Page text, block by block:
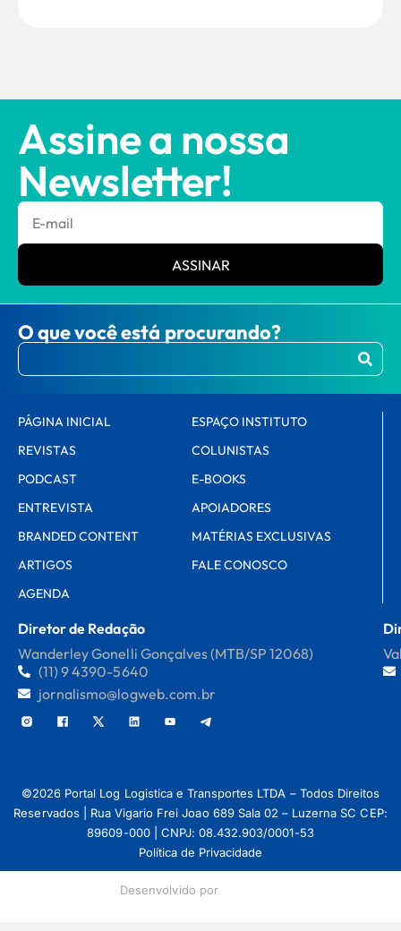
Assine a nossa
Newsletter!
ASSINAR
O que você está procurando?
PÁGINA INICIAL
REVISTAS
PODCAST
ENTREVISTA
BRANDED CONTENT
ARTIGOS
AGENDA
ESPAÇO INSTITUTO
COLUNISTAS
E-BOOKS
APOIADORES
MATÉRIAS EXCLUSIVAS
FALE CONOSCO
Diretor de Redação
Wanderley Gonelli Gonçalves (MTB/SP 12068)
(11) 9 4390-5640
jornalismo@logweb.com.br
©2026 Portal Log Logistica e Transportes LTDA – Todos Direitos
Reservados | Rua Vigario Frei Joao 689 Sala 02 – Luzerna SC CEP:
89609-000 | CNPJ: 08.432.903/0001-53
Política de Privacidade
Desenvolvido por